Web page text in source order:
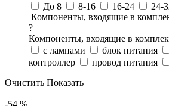
До 8
8-16 16-24 24-
Компоненты, входящие в
?
Компоненты, входящие в
с лампами
блок питания
контроллер
провод питания
Очистить Показать
-54 %